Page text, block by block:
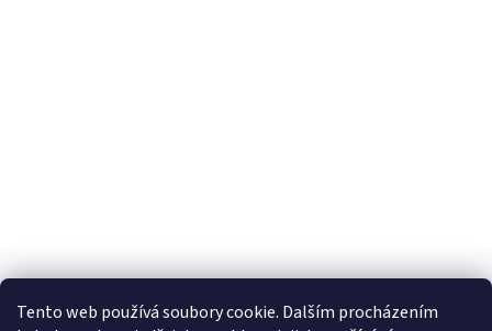
Tento web používá soubory cookie. Dalším procházením